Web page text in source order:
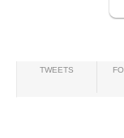
TWEETS